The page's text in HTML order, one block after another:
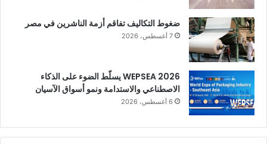
ضغوط التكاليف تفاقم أزمة الناشرين في مصر
7 أغسطس، 2026
WEPSEA 2026 يسلّط الضوء على الذكاء
الاصطناعي والاستدامة ونمو أسواق الآسيان
6 أغسطس، 2026